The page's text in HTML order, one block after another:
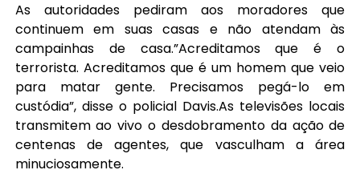
As autoridades pediram aos moradores que
continuem em suas casas e não atendam às
campainhas de casa.”Acreditamos que é o
terrorista. Acreditamos que é um homem que veio
para matar gente. Precisamos pegá-lo em
custódia”, disse o policial Davis.As televisões locais
transmitem ao vivo o desdobramento da ação de
centenas de agentes, que vasculham a área
minuciosamente.